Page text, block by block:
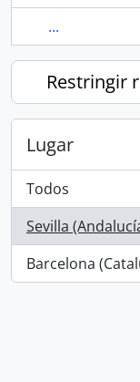
...
Restringir
Lugar
Todos
Sevilla
, 1 resultados
Barcelona
, 1 resultados